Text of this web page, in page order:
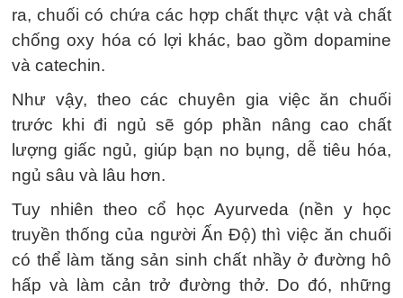
ra, chuối có chứa các hợp chất thực vật và chất
chống oxy hóa có lợi khác, bao gồm dopamine
và catechin.
Như vậy, theo các chuyên gia việc ăn chuối
trước khi đi ngủ sẽ góp phần nâng cao chất
lượng giấc ngủ, giúp bạn no bụng, dễ tiêu hóa,
ngủ sâu và lâu hơn.
Tuy nhiên theo cổ học Ayurveda (nền y học
truyền thống của người Ấn Độ) thì việc ăn chuối
có thể làm tăng sản sinh chất nhầy ở đường hô
hấp và làm cản trở đường thở. Do đó, những